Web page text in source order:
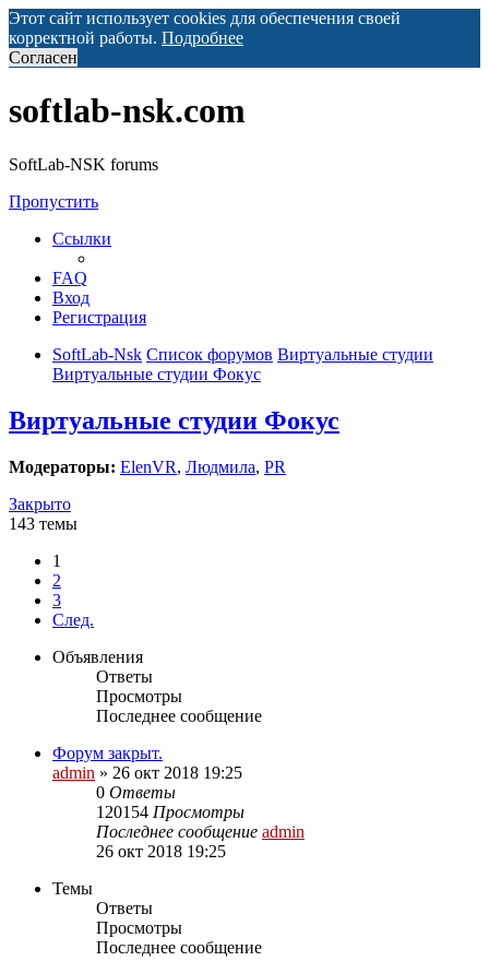
Этот сайт использует cookies для обеспечения своей
корректной работы. Подробнее
Согласен
softlab-nsk.com
SoftLab-NSK forums
Пропустить
Ссылки
FAQ
Вход
Регистрация
SoftLab-Nsk Список форумов Виртуальные студии
Виртуальные студии Фокус
Виртуальные студии Фокус
Модераторы: ElenVR, Людмила, PR
Закрыто
143 темы
1
2
3
След.
Объявления
Ответы
Просмотры
Последнее сообщение
Форум закрыт.
admin » 26 окт 2018 19:25
0 Ответы
120154 Просмотры
Последнее сообщение admin
26 окт 2018 19:25
Темы
Ответы
Просмотры
Последнее сообщение